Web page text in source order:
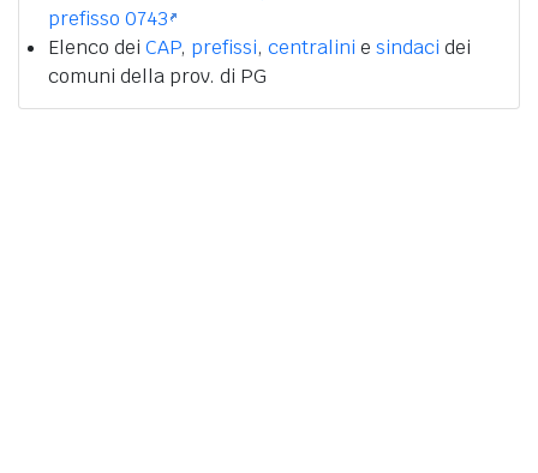
prefisso 0743
Elenco dei CAP, prefissi, centralini e sindaci dei
comuni della prov. di PG